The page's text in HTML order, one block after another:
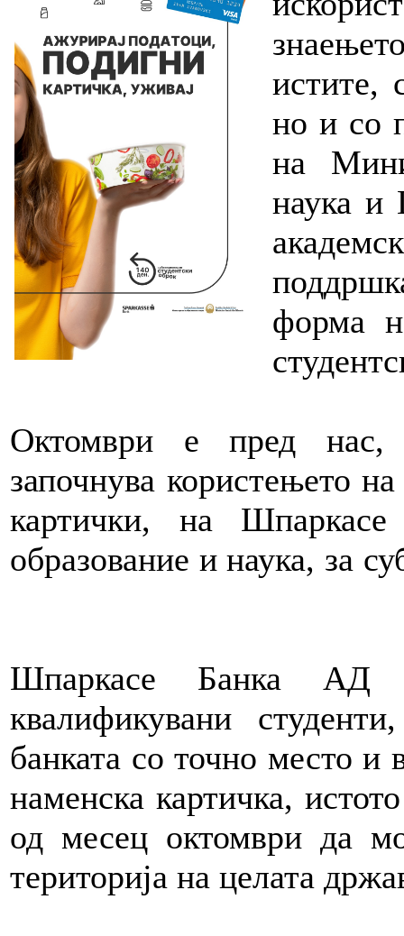
истите,
но и со
на
наука и
форма
Октомври е пред нас,
започнува користењето
картички, на
образование и наука, за
Шпаркасе Банка АД
квалификувани
банката со точно место и
наменска картичка,
од месец октомври да
територија на целата